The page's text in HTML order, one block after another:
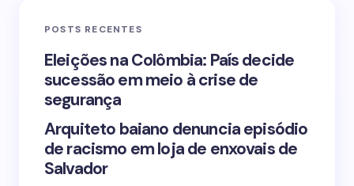
Your Comment *
Save my name and email in this browser for the
POSTS RECENTES
Eleições na Colômbia: País decide
sucessão em meio à crise de
segurança
Arquiteto baiano denuncia episódio
de racismo em loja de enxovais de
Salvador